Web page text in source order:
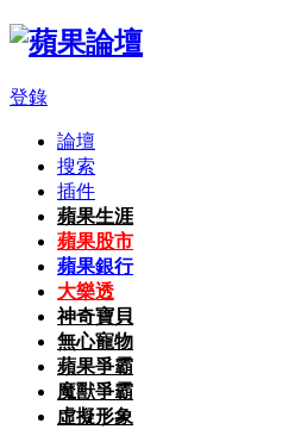
登錄
論壇
搜索
插件
蘋果生涯
蘋果股市
蘋果銀行
大樂透
神奇寶貝
無心寵物
蘋果爭霸
魔獸爭霸
虛擬形象